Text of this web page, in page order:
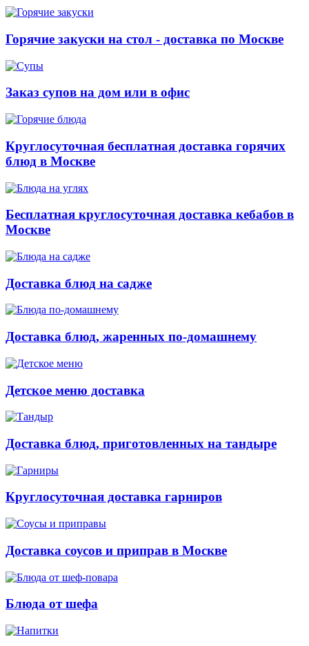
Горячие закуски на стол - доставка по Москве
Заказ супов на дом или в офис
Круглосуточная бесплатная доставка горячих
блюд в Москве
Бесплатная круглосуточная доставка кебабов в
Москве
Доставка блюд на садже
Доставка блюд, жаренных по-домашнему
Детское меню доставка
Доставка блюд, приготовленных на тандыре
Круглосуточная доставка гарниров
Доставка соусов и приправ в Москве
Блюда от шефа